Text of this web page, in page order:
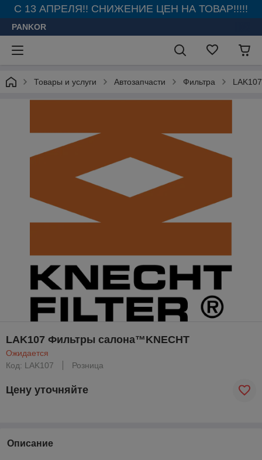
С 13 АПРЕЛЯ!! СНИЖЕНИЕ ЦЕН НА ТОВАР!!!!!
PANKOR
Товары и услуги Автозапчасти Фильтра
LAK107 Фильтры салона™KNECHT
Ожидается
Код: LAK107
Розница
Цену уточняйте
Описание